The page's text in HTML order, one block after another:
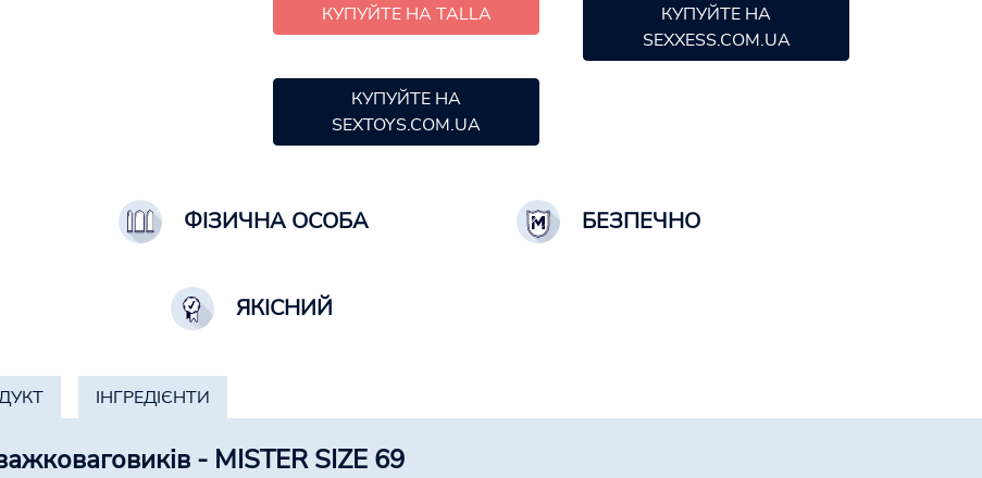
КУПУЙТЕ НА TALLA
КУПУЙТЕ НА
SEXXESS.COM.UA
КУПУЙТЕ НА
SEXTOYS.COM.UA
ФІЗИЧНА ОСОБА БЕЗПЕЧНО
ЯКІСНИЙ
ІНГРЕДІЄНТИ
- MISTER SIZE 69